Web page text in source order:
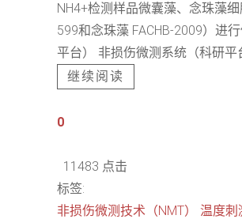
NH4+检测样品微囊藻、念珠藻
599和念珠藻 FACHB-2009）进
平台） 非损伤微测系统（科研
继续阅读
0
11483 点击
标签:
非损伤微测技术（NMT）
温度刺